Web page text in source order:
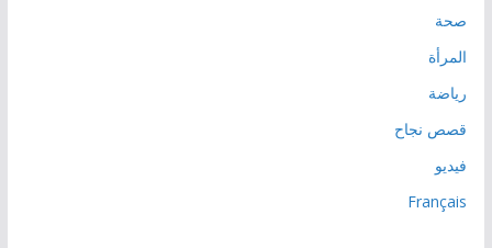
صحة
المرأة
رياضة
قصص نجاح
فيديو
Français